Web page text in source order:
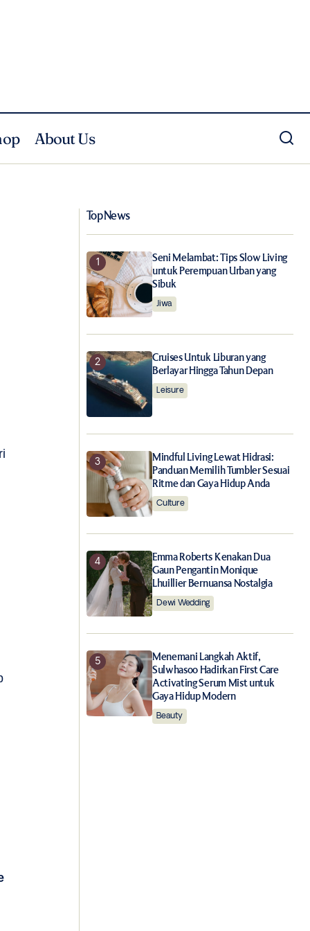
About Us
Top News
Seni Melambat: Tips Slow Living
untuk Perempuan Urban yang
Sibuk
Jiwa
Cruises Untuk Liburan yang
Berlayar Hingga Tahun Depan
Leisure
Mindful Living Lewat Hidrasi:
Panduan Memilih Tumbler Sesuai
Ritme dan Gaya Hidup Anda
Culture
Emma Roberts Kenakan Dua
Gaun Pengantin Monique
Lhuillier Bernuansa Nostalgia
Dewi Wedding
Menemani Langkah Aktif,
Sulwhasoo Hadirkan First Care
Activating Serum Mist untuk
Gaya Hidup Modern
Beauty